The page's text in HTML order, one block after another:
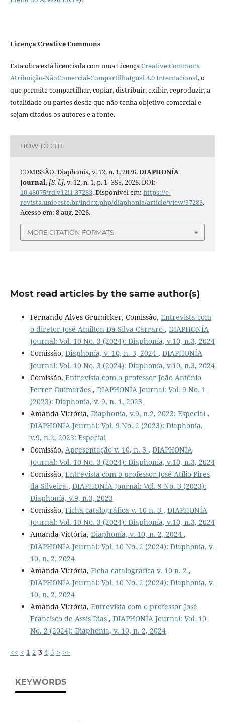
Licença Creative Commons
Esta obra está licenciada com uma LicençaCreative Commons
Atribuição-NãoComercial-CompartilhaIgual 4.0 Internacional, o
que permite compartilhar, copiar, distribuir, exibir, reproduzir, a
totalidade ou partes desde que não tenha objetivo comercial e
sejam citados os autores e a fonte.
HOW TO CITE
COMISSÃO. Diaphonía, v. 12, n. 1, 2026.DIAPHONÍA
Journal,[S. l.], v. 12, n. 1, p. 1–355, 2026. DOI:
10.48075/rd.v12i1.37283. Disponível em: https://e-
revista.unioeste.br/index.php/diaphonia/article/view/37283.
Acesso em: 8 aug. 2026.
MORE CITATION FORMATS
Most read articles by the same author(s)
Fernando Alves Grumicker, Comissão, Entrevista com
o diretor José Amilton Da Silva Carraro , DIAPHONÍA
Journal: Vol. 10 No. 3 (2024): Diaphonía, v.10, n.3, 2024
Comissão, Diaphonía, v. 10, n. 3, 2024 , DIAPHONÍA
Journal: Vol. 10 No. 3 (2024): Diaphonía, v.10, n.3, 2024
Comissão, Entrevista com o professor João Antônio
Ferrer Guimarães , DIAPHONÍA Journal: Vol. 9 No. 1
(2023): Diaphonía, v. 9, n. 1, 2023
Amanda Victória, Diaphonía, v.9, n.2, 2023: Especial ,
DIAPHONÍA Journal: Vol. 9 No. 2 (2023): Diaphonía,
v.9, n.2, 2023: Especial
Comissão, Apresentação v. 10, n. 3 , DIAPHONÍA
Journal: Vol. 10 No. 3 (2024): Diaphonía, v.10, n.3, 2024
Comissão, Entrevista com o professor José Atílio Pires
da Silveira , DIAPHONÍA Journal: Vol. 9 No. 3 (2023):
Diaphonía, v.9, n.3, 2023
Comissão, Ficha catalográfica v. 10 n. 3 , DIAPHONÍA
Journal: Vol. 10 No. 3 (2024): Diaphonía, v.10, n.3, 2024
Amanda Victória, Diaphonía, v. 10, n. 2, 2024 ,
DIAPHONÍA Journal: Vol. 10 No. 2 (2024): Diaphonía, v.
10, n. 2, 2024
Amanda Victória, Ficha catalográfica v. 10 n. 2 ,
DIAPHONÍA Journal: Vol. 10 No. 2 (2024): Diaphonía, v.
10, n. 2, 2024
Amanda Victória, Entrevista com o professor José
Francisco de Assis Dias , DIAPHONÍA Journal: Vol. 10
No. 2 (2024): Diaphonía, v. 10, n. 2, 2024
<< < 1 2 3 4 5 > >>
KEYWORDS